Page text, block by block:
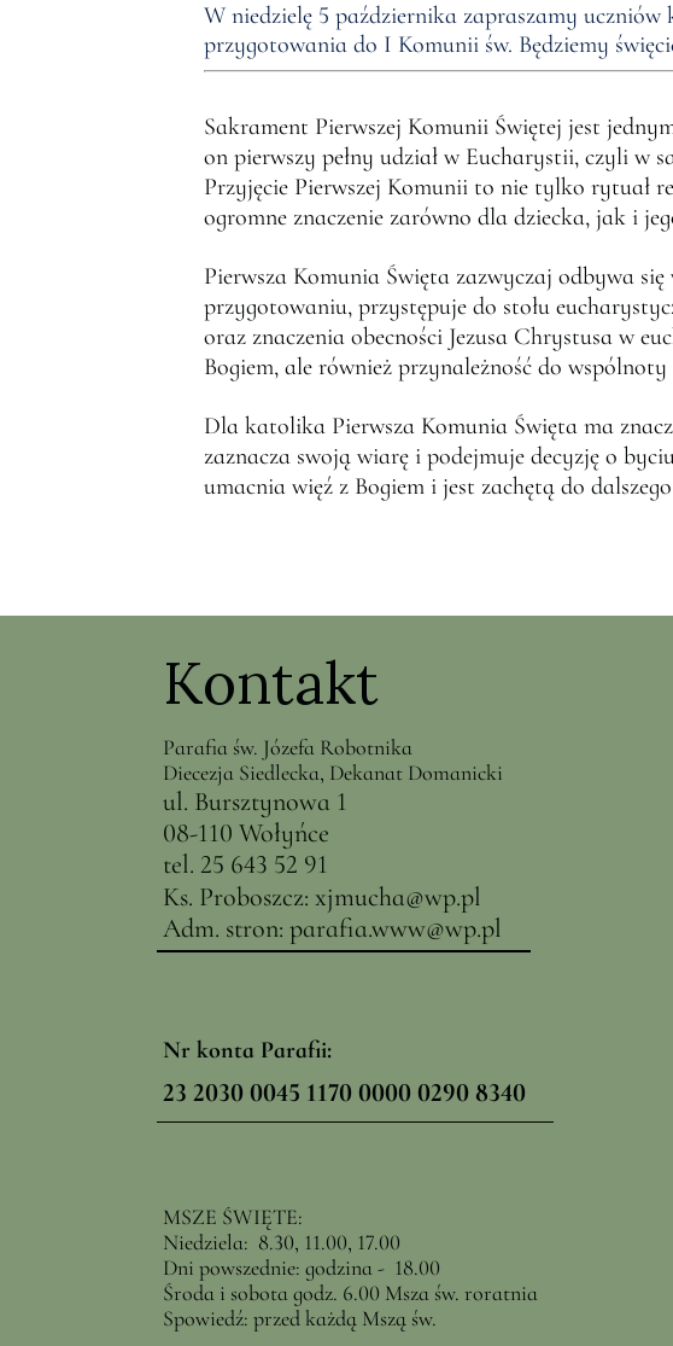
W niedzielę 5 października zapraszamy
przygotowania do I Komunii św. Będziemy
Sakrament Pierwszej Komunii Świętej jest
on pierwszy pełny udział w Eucharystii, czyli w
Przyjęcie Pierwszej Komunii to nie tylko rytuał
ogromne znaczenie zarówno dla dziecka, jak i
Pierwsza Komunia Święta zazwyczaj odbywa
przygotowaniu, przystępuje do stołu
oraz znaczenia obecności Jezusa Chrystusa w
Bogiem, ale również przynależność do wspólnoty
Dla katolika Pierwsza Komunia Święta ma
zaznacza swoją wiarę i podejmuje decyzję o
umacnia więź z Bogiem i jest zachętą do
Kontakt
Parafia św. Józefa Robotnika
Diecezja Siedlecka, Dekanat Domanicki
ul. Bursztynowa 1
08-110 Wołyńce
tel. 25 643 52 91
Ks. Proboszcz: xjmucha@wp.pl
Adm. stron: parafia.www@wp.pl
Nr konta Parafii:
23 2030 0045 1170 0000 0290 8340
MSZE ŚWIĘTE:
Niedziela: 8.30, 11.00, 17.00
Dni powszednie: godzina - 18.00
Środa i sobota godz. 6.00 Msza św. roratnia
Spowiedź: przed każdą Mszą św.